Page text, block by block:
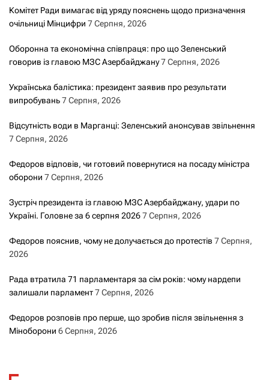
з
з
а
и
с
м
и
Комітет Ради вимагає від уряду пояснень щодо призначення
очільниці Мінцифри 7 Серпня, 2026
Оборонна та економічна співпраця: про що Зеленський
говорив із главою МЗС Азербайджану7 Серпня, 2026
Українська балістика: президент заявив про результати
випробувань7 Серпня, 2026
Відсутність води в Марганці: Зеленський анонсував звільнення
7 Серпня, 2026
Федоров відповів, чи готовий повернутися на посаду міністра
оборони 7 Серпня, 2026
Зустріч президента із главою МЗС Азербайджану, удари по
Україні. Головне за 6 серпня 20267 Серпня, 2026
Федоров пояснив, чому не долучається до протестів 7 Серпня,
2026
Рада втратила 71 парламентаря за сім років: чому нардепи
залишали парламент7 Серпня, 2026
Федоров розповів про перше, що зробив після звільнення з
Міноборони 6 Серпня, 2026